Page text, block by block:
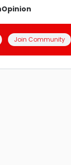
Opinion
Join Community